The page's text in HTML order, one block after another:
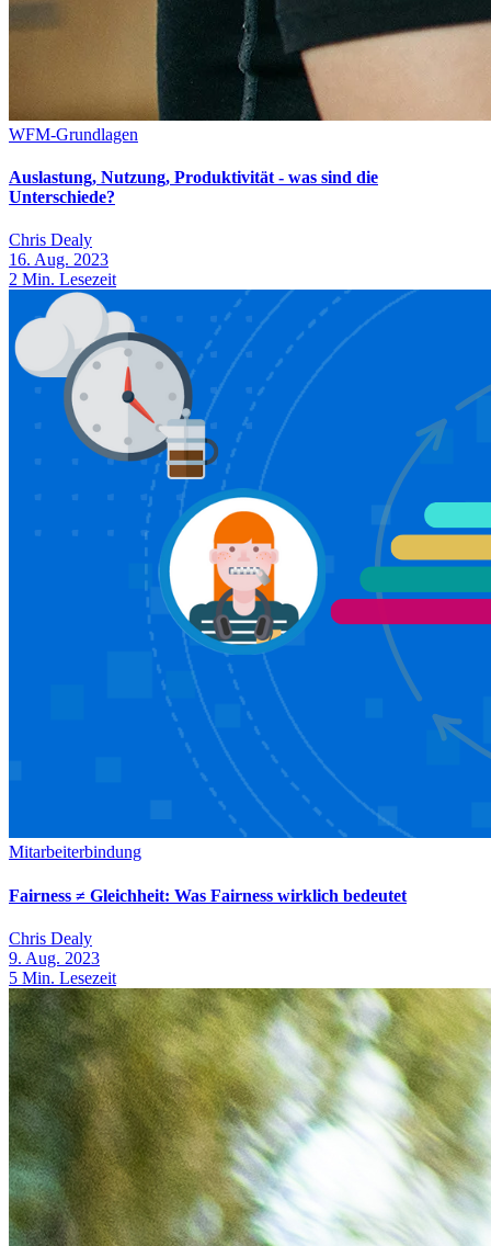
WFM-Grundlagen
Auslastung, Nutzung, Produktivität - was sind die
Unterschiede?
Chris Dealy
16. Aug. 2023
2 Min. Lesezeit
Mitarbeiterbindung
Fairness ≠ Gleichheit: Was Fairness wirklich bedeutet
Chris Dealy
9. Aug. 2023
5 Min. Lesezeit